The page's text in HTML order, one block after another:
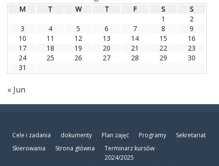
M T W T F S
S
1
2
3
4 5 6 7 8
9
10
11 12 13 14 15
16
17
18 19 20 21 22
23
24
25 26 27 28 29
30
31
« Jun
Cele i zadania dokumenty Plan zajęć Programy
Sekretariat
Skierowania
Strona główna
Terminarz kursów
2024/2025